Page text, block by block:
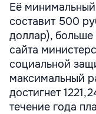
Её
составит 500
доллар),
сайта
социальной
максимальный
достигнет
течение года